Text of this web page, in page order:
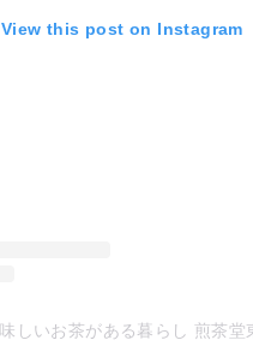
View this post on Instagram